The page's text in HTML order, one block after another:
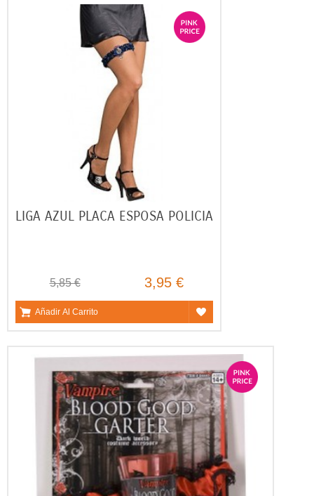
LIGA AZUL PLACA ESPOSA POLICIA
5,85 € 3,95 €
Añadir Al Carrito